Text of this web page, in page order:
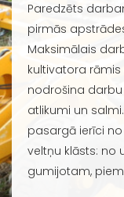
Paredzēts
pirmās
Maksimālais
kultivatora
nodrošina
atlikumi un
pasargā ierīci
veltņu klāsts: no
gumijotam,